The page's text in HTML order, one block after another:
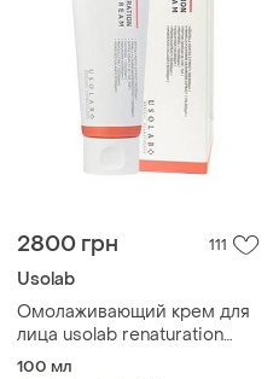
2800 грн 111
Usolab
Омолаживающий крем для
лица usolab renaturation
repair cream - 100 мл
100 мл